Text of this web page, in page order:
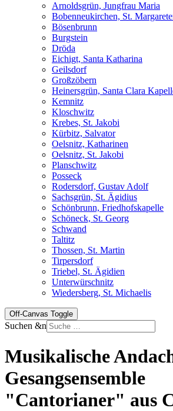
Arnoldsgrün, Jungfrau Maria
Bobenneukirchen, St.
Bösenbrunn
Burgstein
Dröda
Eichigt, Santa Katharina
Geilsdorf
Großzöbern
Heinersgrün, Santa Clara
Kemnitz
Kloschwitz
Krebes, St. Jakobi
Kürbitz, Salvator
Oelsnitz, Katharinen
Oelsnitz, St. Jakobi
Planschwitz
Posseck
Rodersdorf, Gustav Adolf
Sachsgrün, St. Ägidius
Schönbrunn, Friedhofskapelle
Schöneck, St. Georg
Schwand
Taltitz
Thossen, St. Martin
Tirpersdorf
Triebel, St. Ägidien
Unterwürschnitz
Wiedersberg, St. Michaelis
Off-Canvas Toggle
Suchen &n
Musikalische
Gesangsensemble
"Cantorianer" aus